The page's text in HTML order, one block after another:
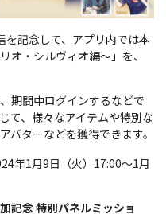
記念して、アプリ内では本
オ・シルヴィオ編～」を、
期間中ログインするなどで
て、様々なアイテムや特別な
バターなどを獲得できます。
年1月9日（火）17:00～1月
記念 特別パネルミッショ